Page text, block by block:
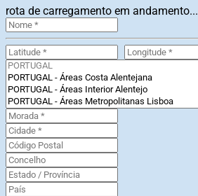
rota de carregamento em andamento...